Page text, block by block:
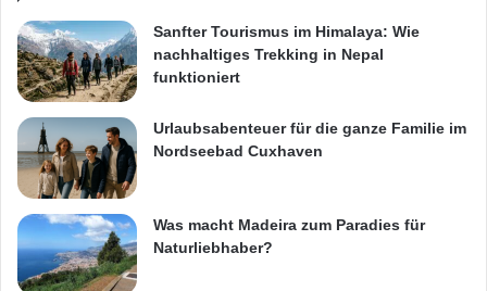
Sanfter Tourismus im Himalaya: Wie
nachhaltiges Trekking in Nepal
funktioniert
Urlaubsabenteuer für die ganze Familie im
Nordseebad Cuxhaven
Was macht Madeira zum Paradies für
Naturliebhaber?